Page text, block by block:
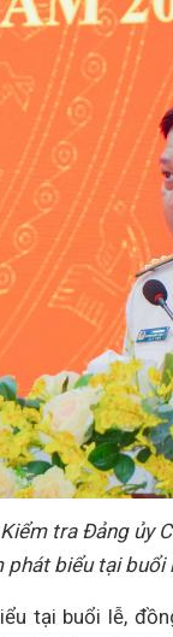
tra Đảng ủy
phát biểu tại buổi
tại buổi lễ,